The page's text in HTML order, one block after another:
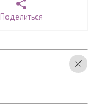
Поделиться